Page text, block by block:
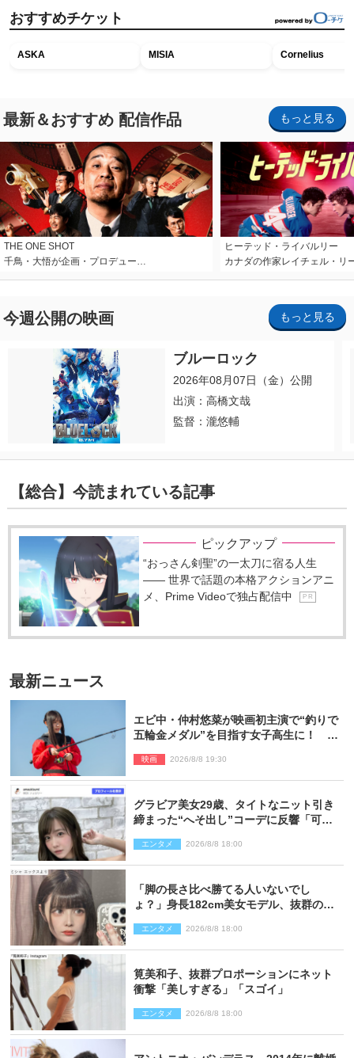
おすすめチケット
ASKA MISIA Cornelius
最新＆おすすめ 配信作品 もっと見る
THE ONE SHOT
千鳥・大悟が企画・プロデュー…
ヒーテッド・ライバルリー
カナダの作家レイチェル・リ
今週公開の映画 もっと見る
ブルーロック
2026年08月07日（金）公開
出演：高橋文哉
監督：瀧悠輔
【総合】今読まれている記事
ピックアップ
“おっさん剣聖”の一太刀に宿る人生
―― 世界で話題の本格アクションアニ
メ、Prime Videoで独占配信中
P R
最新ニュース
エビ中・仲村悠菜が映画初主演で“釣りで
五輪金メダル”を目指す女子高生に！ 映
映画 2026/8/8 19:30
グラビア美女29歳、タイトなニット引き
締まった“へそ出し”コーデに反響「可愛
エンタメ 2026/8/8 18:00
「脚の長さ比べ勝てる人いないでし
ょ？」身長182cm美女モデル、抜群のプ
エンタメ 2026/8/8 18:00
筧美和子、抜群プロポーションにネット
衝撃「美しすぎる」「スゴイ」
エンタメ 2026/8/8 18:00